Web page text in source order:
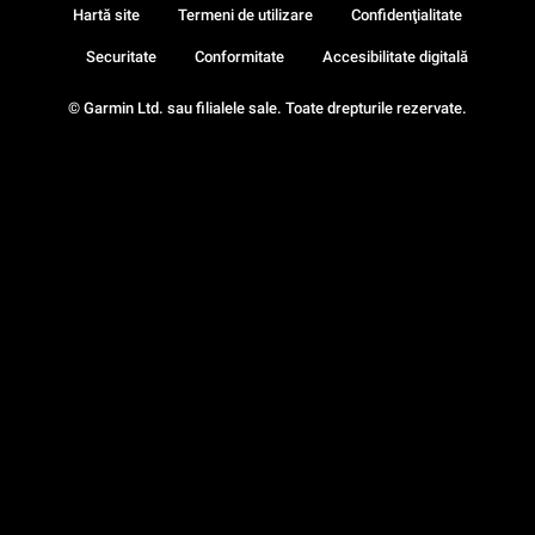
© Garmin Ltd. sau filialele sale. Toate drepturile rezervate.
Hartă site Termeni de utilizare Confidenţialitate
Securitate Conformitate Accesibilitate digitală